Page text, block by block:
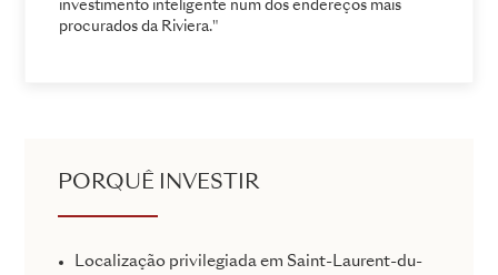
investimento inteligente num dos endereços mais
procurados da Riviera."
PORQUÊ INVESTIR
Localização privilegiada em Saint-Laurent-du-